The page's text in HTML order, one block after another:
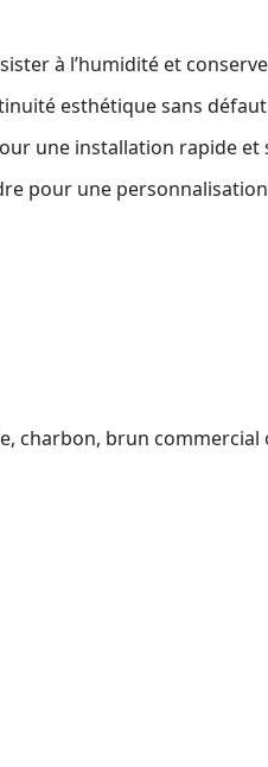
à l’humidité et
esthétique sans
une installation rapide et
pour une
charbon, brun